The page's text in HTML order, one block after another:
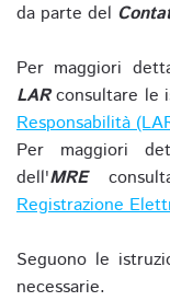
da parte del
Per maggiori
LARconsultare le
Responsabilità
Per maggiori
dell'MRE
Registrazione
Seguono le
necessarie.